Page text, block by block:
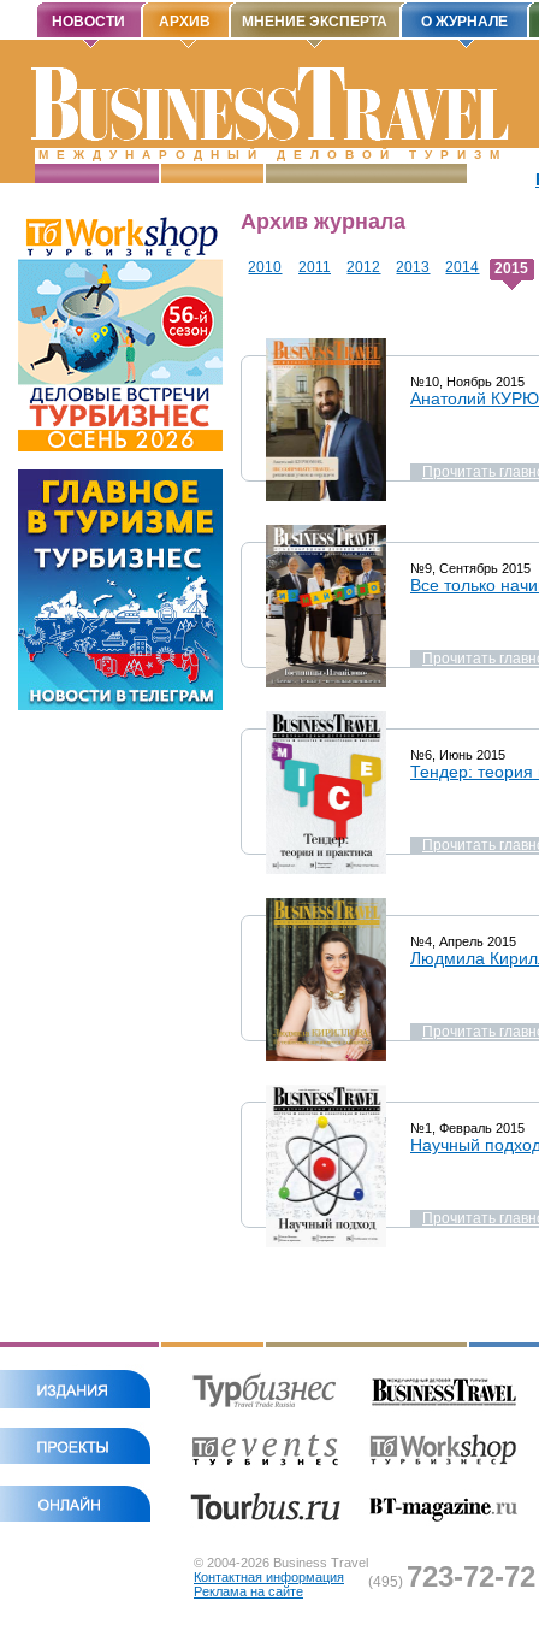
МЕЖДУНАРОДНЫЙ ДЕЛОВОЙ ТУРИЗМ
НОВОСТИ АРХИВ МНЕНИЕ ЭКСПЕРТА О ЖУРНАЛЕ
Архив журнала
2010 2011 2012 2013 2014 2015
№10, Ноябрь 2015
Анатолий
Прочитать
№9, Сентябрь 2015
Все только
Прочитать
№6, Июнь 2015
Тендер: теория
Прочитать
№4, Апрель 2015
Людмила
Прочитать
№1, Февраль 2015
Научный
Прочитать
© 2004-2026 Business Travel
Контактная информация
Реклама на сайте
(495) 723-72-72